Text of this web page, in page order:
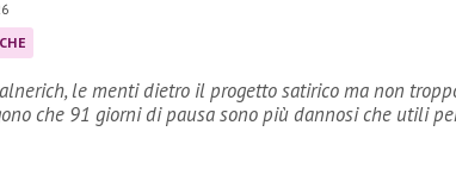
le menti dietro il progetto satirico ma non
che 91 giorni di pausa sono più dannosi che utili